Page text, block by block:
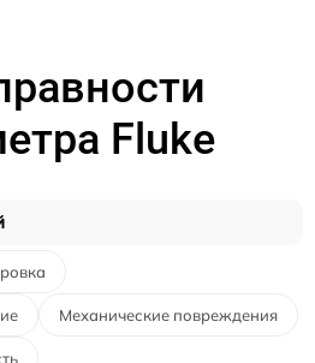
Fluke
Механические повреждения